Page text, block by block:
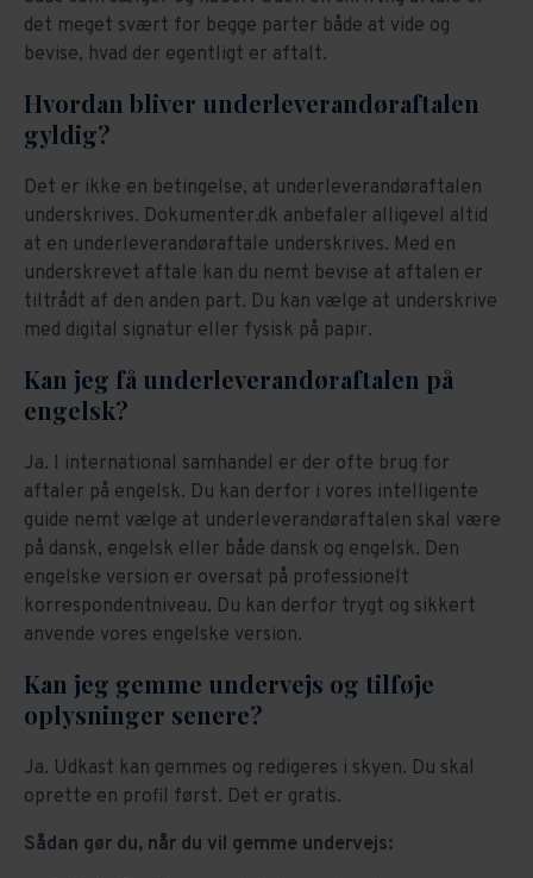
det meget svært for begge parter både at vide og
bevise, hvad der egentligt er aftalt.
Hvordan bliver underleverandøraftalen
gyldig?
Det er ikke en betingelse, at underleverandøraftalen
underskrives. Dokumenter.dk anbefaler alligevel altid
at en underleverandøraftale underskrives. Med en
underskrevet aftale kan du nemt bevise at aftalen er
tiltrådt af den anden part. Du kan vælge at underskrive
med digital signatur eller fysisk på papir.
Kan jeg få underleverandøraftalen på
engelsk?
Ja. I international samhandel er der ofte brug for
aftaler på engelsk. Du kan derfor i vores intelligente
guide nemt vælge at underleverandøraftalen skal være
på dansk, engelsk eller både dansk og engelsk. Den
engelske version er oversat på professionelt
korrespondentniveau. Du kan derfor trygt og sikkert
anvende vores engelske version.
Kan jeg gemme undervejs og tilføje
oplysninger senere?
Ja. Udkast kan gemmes og redigeres i skyen. Du skal
oprette en profil først. Det er gratis.
Sådan gør du, når du vil gemme undervejs: